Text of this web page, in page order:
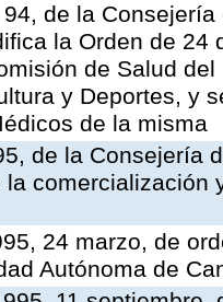
de la
la Orden de 24
de Salud
y Deportes, y
de la misma
de la Consejería
la comercialización
24 marzo, de
Autónoma de